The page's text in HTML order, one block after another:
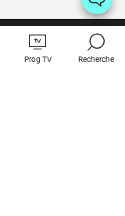
Prog TV Recherche